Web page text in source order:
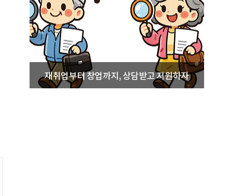
재취업부터 창업까지, 상담받고 지원하자